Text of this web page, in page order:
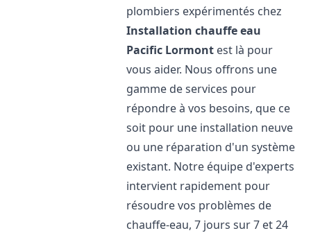
plombiers expérimentés chez
Installation chauffe eau
Pacific Lormont est là pour
vous aider. Nous offrons une
gamme de services pour
répondre à vos besoins, que ce
soit pour une installation neuve
ou une réparation d'un système
existant. Notre équipe d'experts
intervient rapidement pour
résoudre vos problèmes de
chauffe-eau, 7 jours sur 7 et 24